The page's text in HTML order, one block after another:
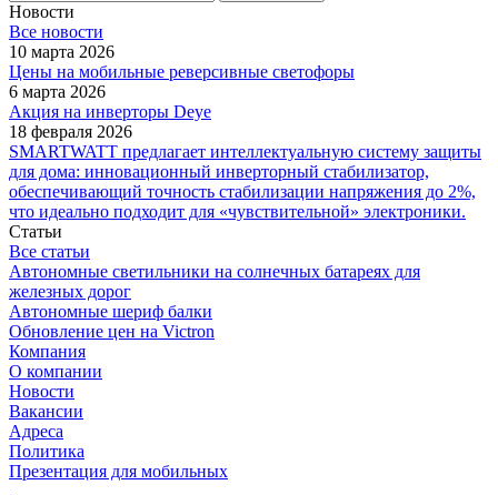
Новости
Все новости
10 марта 2026
Цены на мобильные реверсивные светофоры
6 марта 2026
Акция на инверторы Deye
18 февраля 2026
SMARTWATT предлагает интеллектуальную систему защиты
для дома: инновационный инверторный стабилизатор,
обеспечивающий точность стабилизации напряжения до 2%,
что идеально подходит для «чувствительной» электроники.
Статьи
Все статьи
Автономные светильники на солнечных батареях для
железных дорог
Автономные шериф балки
Обновление цен на Victron
Компания
О компании
Новости
Вакансии
Адреса
Политика
Презентация для мобильных
.